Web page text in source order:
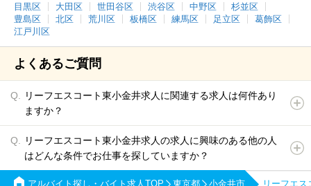
目黒区
大田区 世田谷区 渋谷区 中野区
杉並区
豊島区
北区 荒川区 板橋区 練馬区 足立区
葛飾区
江戸川区
よくあるご質問
リーフエスコート東小金井求人に関連する求人は何件あり
ますか？
リーフエスコート東小金井求人の求人に興味のある他の人
はどんな条件でお仕事を探していますか？
アルバイト探し・バイト求人TOP 東京都 小金井市 リーフエ